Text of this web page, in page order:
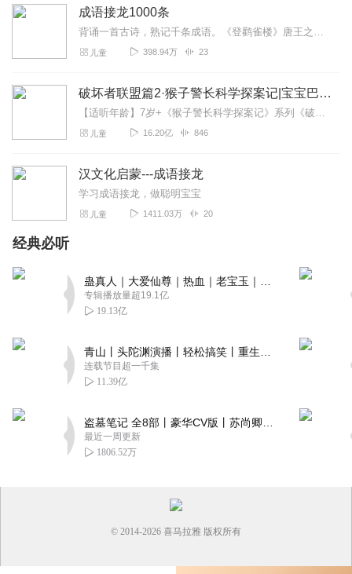
成语接龙1000条
背诵一首古诗，熟记千条成语。《登鹳雀楼》唐王之涣白日依山尽，黄河入海流。欲穷千里目，更上一层楼。成语接龙1000条巧妙地将《登鹳雀楼》全诗的20个字作为龙头，...
儿童 398.94万 23
破坏者联盟篇2·猴子警长科学探案记|宝宝巴士故事
【适听年龄】7岁+《猴子警长科学探案记》系列《破坏者联盟篇1·猴子警长科学探案记》>>>《破坏者联盟篇2·猴子警长科学探案记》>>>《破坏者联盟篇3·猴子警长科...
儿童 16.20亿 846
汉文化启蒙---成语接龙
学习成语接龙，做聪明宝宝
儿童 1411.03万 20
经典必听
专辑播放量超19.1亿
19.13亿
连载节目超一千集
11.39亿
最近一周更新
1806.52万
© 2014-2026 喜马拉雅 版权所有